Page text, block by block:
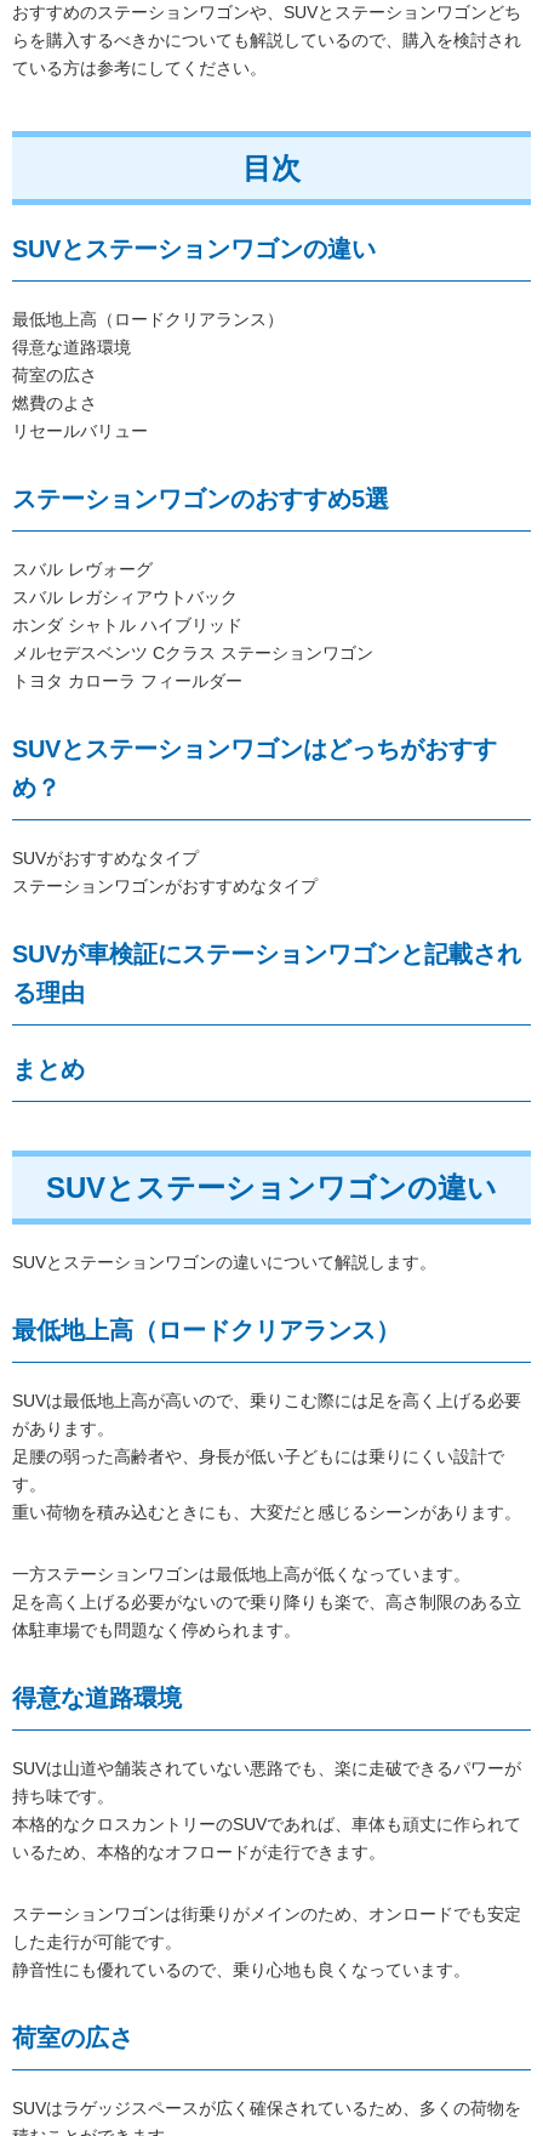
おすすめのステーションワゴンや、SUVとステーションワゴンどち
らを購入するべきかについても解説しているので、購入を検討され
ている方は参考にしてください。
目次
SUVとステーションワゴンの違い
最低地上高（ロードクリアランス）
得意な道路環境
荷室の広さ
燃費のよさ
リセールバリュー
ステーションワゴンのおすすめ5選
スバル レヴォーグ
スバル レガシィアウトバック
ホンダ シャトル ハイブリッド
メルセデスベンツ Cクラス ステーションワゴン
トヨタ カローラ フィールダー
SUVとステーションワゴンはどっちがおすす
め？
SUVがおすすめなタイプ
ステーションワゴンがおすすめなタイプ
SUVが車検証にステーションワゴンと記載され
る理由
まとめ
SUVとステーションワゴンの違い
SUVとステーションワゴンの違いについて解説します。
最低地上高（ロードクリアランス）
SUVは最低地上高が高いので、乗りこむ際には足を高く上げる必要
があります。
足腰の弱った高齢者や、身長が低い子どもには乗りにくい設計で
す。
重い荷物を積み込むときにも、大変だと感じるシーンがあります。
一方ステーションワゴンは最低地上高が低くなっています。
足を高く上げる必要がないので乗り降りも楽で、高さ制限のある立
体駐車場でも問題なく停められます。
得意な道路環境
SUVは山道や舗装されていない悪路でも、楽に走破できるパワーが
持ち味です。
本格的なクロスカントリーのSUVであれば、車体も頑丈に作られて
いるため、本格的なオフロードが走行できます。
ステーションワゴンは街乗りがメインのため、オンロードでも安定
した走行が可能です。
静音性にも優れているので、乗り心地も良くなっています。
荷室の広さ
SUVはラゲッジスペースが広く確保されているため、多くの荷物を